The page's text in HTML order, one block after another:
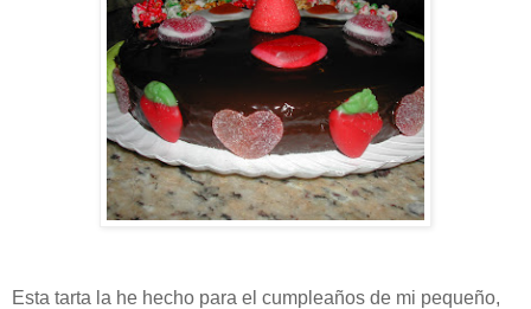
Esta tarta la he hecho para el cumpleaños de mi pequeño,